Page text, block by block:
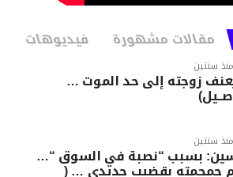
مقالات مشهورة فيديوهات
منذ سنتين
زوجته إلى حد الموت …
منذ سنتين
بسبب “نصبة في السوق “…
جمجمته بقضيب حديدي … (